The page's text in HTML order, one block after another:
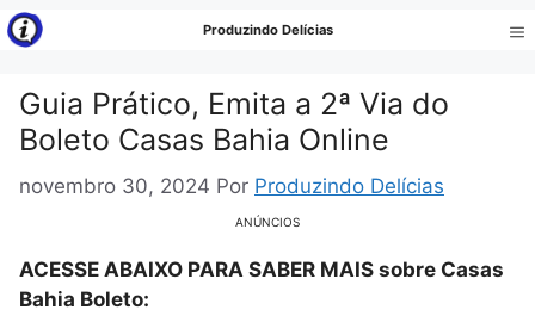
Pular
para
conteúdo
Produzindo Delícias
Guia Prático, Emita a 2ª Via do
Boleto Casas Bahia Online
novembro 30, 2024 Por Produzindo Delícias
ANÚNCIOS
ACESSE ABAIXO PARA SABER MAIS sobre Casas
Bahia Boleto: